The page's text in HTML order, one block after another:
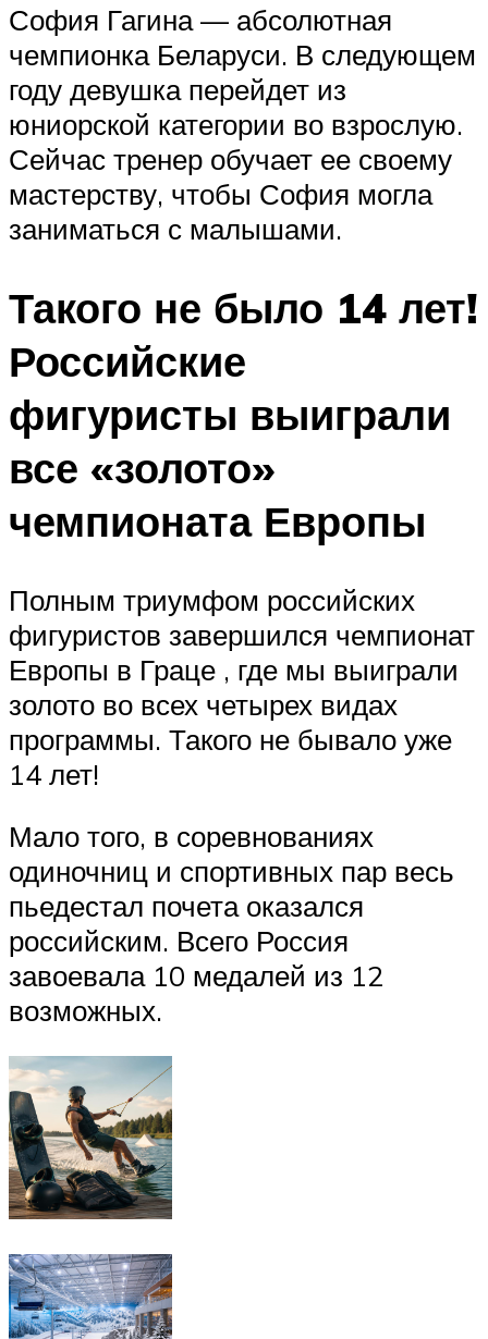
София Гагина — абсолютная
чемпионка Беларуси. В следующем
году девушка перейдет из
юниорской категории во взрослую.
Сейчас тренер обучает ее своему
мастерству, чтобы София могла
заниматься с малышами.
Такого не было 14 лет!
Российские
фигуристы выиграли
все «золото»
чемпионата Европы
Полным триумфом российских
фигуристов завершился чемпионат
Европы в Граце , где мы выиграли
золото во всех четырех видах
программы. Такого не бывало уже
14 лет!
Мало того, в соревнованиях
одиночниц и спортивных пар весь
пьедестал почета оказался
российским. Всего Россия
завоевала 10 медалей из 12
возможных.